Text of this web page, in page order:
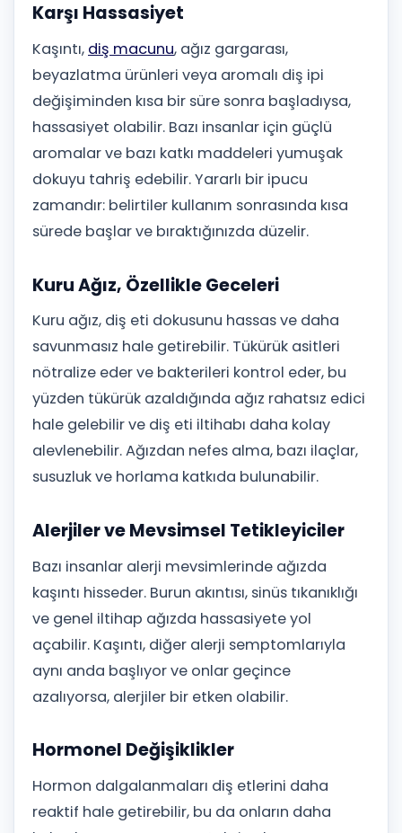
Karşı Hassasiyet
Kaşıntı, diş macunu, ağız gargarası,
beyazlatma ürünleri veya aromalı diş ipi
değişiminden kısa bir süre sonra başladıysa,
hassasiyet olabilir. Bazı insanlar için güçlü
aromalar ve bazı katkı maddeleri yumuşak
dokuyu tahriş edebilir. Yararlı bir ipucu
zamandır: belirtiler kullanım sonrasında kısa
sürede başlar ve bıraktığınızda düzelir.
Kuru Ağız, Özellikle Geceleri
Kuru ağız, diş eti dokusunu hassas ve daha
savunmasız hale getirebilir. Tükürük asitleri
nötralize eder ve bakterileri kontrol eder, bu
yüzden tükürük azaldığında ağız rahatsız edici
hale gelebilir ve diş eti iltihabı daha kolay
alevlenebilir. Ağızdan nefes alma, bazı ilaçlar,
susuzluk ve horlama katkıda bulunabilir.
Alerjiler ve Mevsimsel Tetikleyiciler
Bazı insanlar alerji mevsimlerinde ağızda
kaşıntı hisseder. Burun akıntısı, sinüs tıkanıklığı
ve genel iltihap ağızda hassasiyete yol
açabilir. Kaşıntı, diğer alerji semptomlarıyla
aynı anda başlıyor ve onlar geçince
azalıyorsa, alerjiler bir etken olabilir.
Hormonel Değişiklikler
Hormon dalgalanmaları diş etlerini daha
reaktif hale getirebilir, bu da onların daha